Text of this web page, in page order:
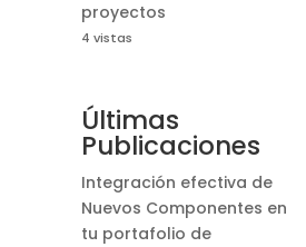
proyectos
4 vistas
Últimas
Publicaciones
Integración efectiva de
Nuevos Componentes en
tu portafolio de